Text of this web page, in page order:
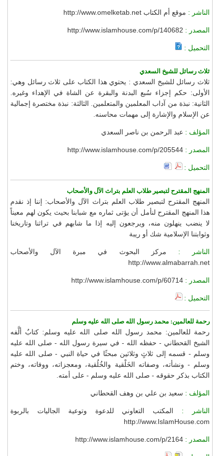
الناشر : موقع أم الكتاب http://www.omelketab.net
المصدر : http://www.islamhouse.com/p/140682
التحميل :
ثلاث رسائل للشيخ السعدي
ثلاث رسائل للشيخ السعدي : يحتوي هذا الكتاب على ثلاث رسائل وهي:
الأولى: حكم إجزاء سُبع البدنة والبقرة عن الشاة في الإهداء وغيره.
الثانية: نبذة من آداب المعلمين والمتعلمين. الثالثة: نبذة مختصرة إجمالية
عن الإسلام والإشارة إلى مهمات محاسنه.
المؤلف : عبد الرحمن بن ناصر السعدي
المصدر : http://www.islamhouse.com/p/205544
التحميل :
المنهج المقترح لتبصير طلاب العلم بتراث الآل والأصحاب
المنهج المقترح لتبصير طلاب العلم بتراث الآل والأصحاب: إننا إذ نقدم
هذا المنهج المقترح لنأمل أن يؤتى ثماره مع شبابنا بحيث يكون لهم معيناً
لا ينضب ينهلون منه، ويرجعون إليه إذا ما شابهم في تراثنا وتاريخنا
وثوابتنا الإسلامية شك أو ريبة
الناشر : مركز البحوث في مبرة الآل والأصحاب
http://www.almabarrah.net
المصدر : http://www.islamhouse.com/p/60714
التحميل :
رحمة للعالمين: محمد رسول الله صلى الله عليه وسلم
رحمة للعالمين: محمد رسول الله صلى الله عليه وسلم: كتابٌ ألَّفه
الشيخ القحطاني - حفظه الله - في سيرة رسول الله - صلى الله عليه
وسلم - قسمه إلى ثلاثٍ وثلاثين مبحثًا في حياة النبي - صلى الله عليه
وسلم - ونشأته، وصفاته الخَلْقية والخُلُقية، ومعجزاته، ووفاته، وختم
الكتاب بذكر حقوقه - صلى الله عليه وسلم - على أمته.
المؤلف : سعيد بن علي بن وهف القحطاني
الناشر : المكتب التعاوني للدعوة وتوعية الجاليات بالربوة
http://www.IslamHouse.com
المصدر : http://www.islamhouse.com/p/2164